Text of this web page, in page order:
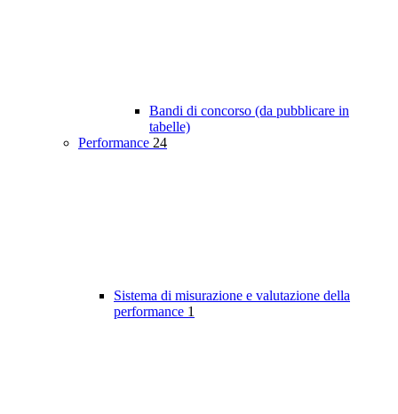
Bandi di concorso (da pubblicare in
tabelle)
Performance 24
Sistema di misurazione e valutazione della
performance 1